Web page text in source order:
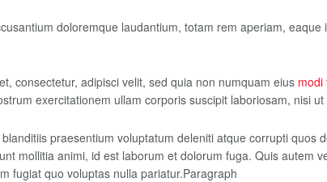
doloremque laudantium, totam rem aperiam,
consectetur, adipisci velit, sed quia non numquam eius modi
exercitationem ullam corporis suscipit laboriosam, nisi
praesentium voluptatum deleniti atque corrupti quos
mollitia animi, id est laborum et dolorum fuga. Quis autem
fugiat quo voluptas nulla pariatur.Paragraph